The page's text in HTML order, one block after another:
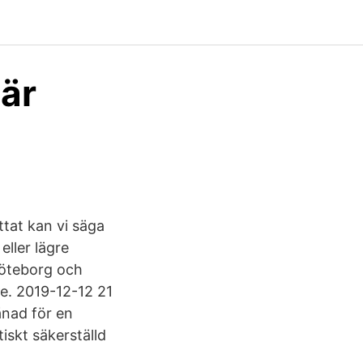
kan vi säga
lägre
och
2019-12-12 21
för en
säkerställd